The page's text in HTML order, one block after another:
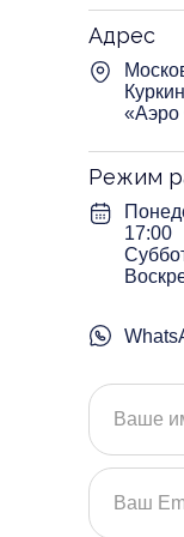
желобов
внедрены
Отходы
насосов,
процесса.
17:00
Режим
«Аэро
Адрес